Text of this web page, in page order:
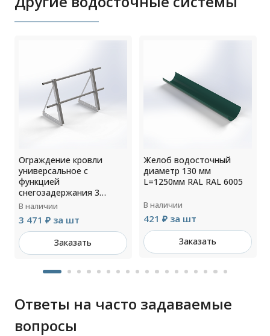
Ограждение кровли
универсальное с
функцией
снегозадержания 3
опоры H=900мм
L=3000мм RAL 7004
В наличии
3 471 ₽ за шт
Заказать
Желоб водосточный
диаметр 130 мм
L=1250мм RAL RAL 6005
В наличии
421 ₽ за шт
Заказать
Ответы на часто задаваемые
вопросы